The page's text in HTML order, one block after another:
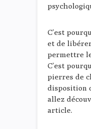
C’est
et de
permettre
C’est
pierres de
disposition
allez
article.